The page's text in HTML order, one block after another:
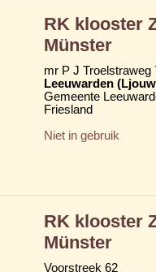
RK klooster
Münster
mr P J Troelstraweg
Leeuwarden
Gemeente
Friesland
Niet in gebruik
RK klooster
Münster
Voorstreek 62